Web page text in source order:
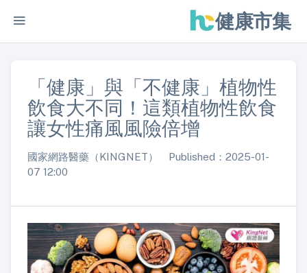
健康市集
「健康」與「不健康」植物性
飲食大不同！這類植物性飲食
讓女性痛風風險倍增
國家網路醫藥（KINGNET） Published：2025-01-
07 12:00